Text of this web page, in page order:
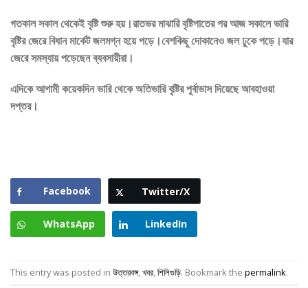
গতকাল সকাল থেকেই বৃষ্টি শুরু হয়।রাতভর মাঝারি বৃষ্টিপাতের পর আজ সকালে ভারি
বৃষ্টির জেরে বিধান মার্কেট জলমগ্ন হয়ে পড়ে।বেশকিছু দোকানেও জল ঢুকে পড়ে।যার
জেরে সমস্যায় পড়েছেন ব্যবসায়ীরা।
এদিকে আগামী কয়েকদিন ভারি থেকে অতিভারি বৃষ্টির পূর্বাভাস দিয়েছে আবহাওয়া
দপ্তর।
Facebook Twitter/X
WhatsApp LinkedIn
This entry was posted in উত্তরবঙ্গ,খবর,শিলিগুড়ি. Bookmark the permalink.